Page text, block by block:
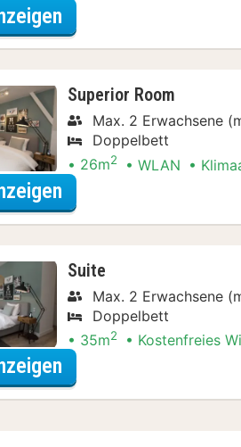
Superior Room
Max. 2 Erwachsene
Doppelbett
26m2 WLAN
Suite
Max. 2 Erwachsene
Doppelbett
35m2 Kostenfreies